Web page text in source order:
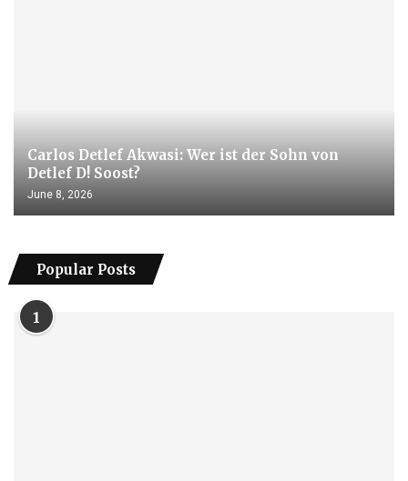
Carlos Detlef Akwasi: Wer ist der Sohn von
Detlef D! Soost?
June 8, 2026
Popular Posts
1